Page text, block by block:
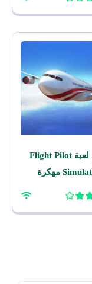
تحميل لعبة Flight Pilot
Simulator 3D مهكرة